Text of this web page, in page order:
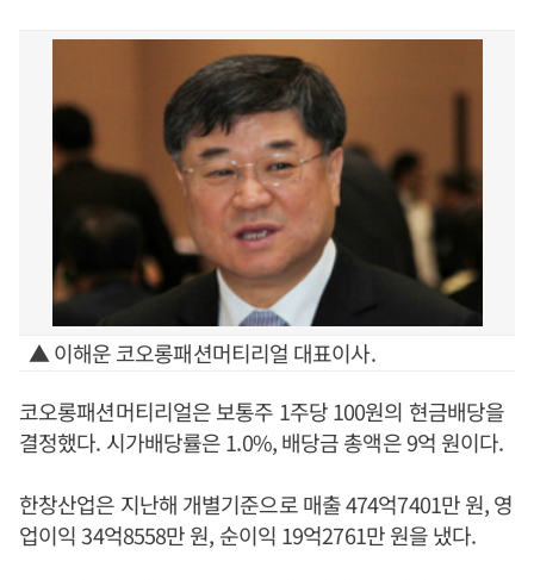
▲ 이해운 코오롱패션머티리얼 대표이사.
코오롱패션머티리얼은 보통주 1주당 100원의 현금배당을
결정했다. 시가배당률은 1.0%, 배당금 총액은 9억 원이다.
한창산업은 지난해 개별기준으로 매출 474억7401만 원, 영
업이익 34억8558만 원, 순이익 19억2761만 원을 냈다.